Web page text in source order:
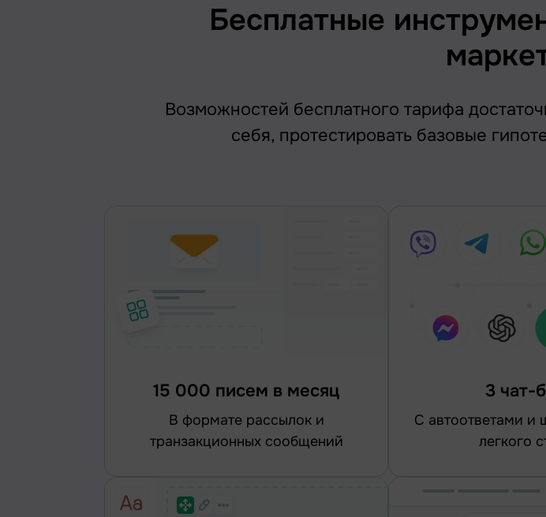
Бесплатные
Возможностей бесплатного тарифа
себя, протестировать базовые
15 000 писем в месяц
в формате рассылок и
транзакционных сообщений
3 чат-
С автоответами и шаблонами для
легкого